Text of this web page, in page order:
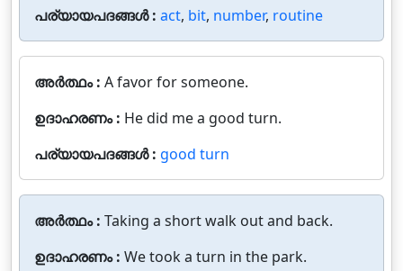
പര്യായപദങ്ങൾ : act, bit, number, routine
അർത്ഥം : A favor for someone.
ഉദാഹരണം : He did me a good turn.
പര്യായപദങ്ങൾ : good turn
അർത്ഥം : Taking a short walk out and back.
ഉദാഹരണം : We took a turn in the park.